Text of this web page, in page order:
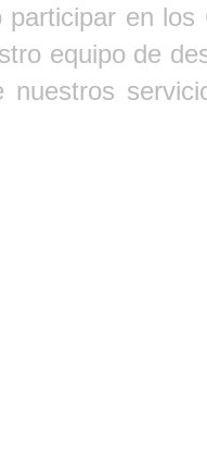
participar en
equipo de
nuestros